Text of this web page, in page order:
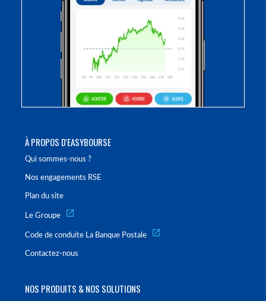
À PROPOS D'EASYBOURSE
Qui sommes-nous ?
Nos engagements RSE
Plan du site
Le Groupe
Code de conduite La Banque Postale
Contactez-nous
NOS PRODUITS & NOS SOLUTIONS